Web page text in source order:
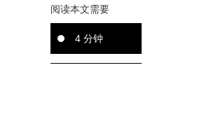
阅读本文需要
4 分钟